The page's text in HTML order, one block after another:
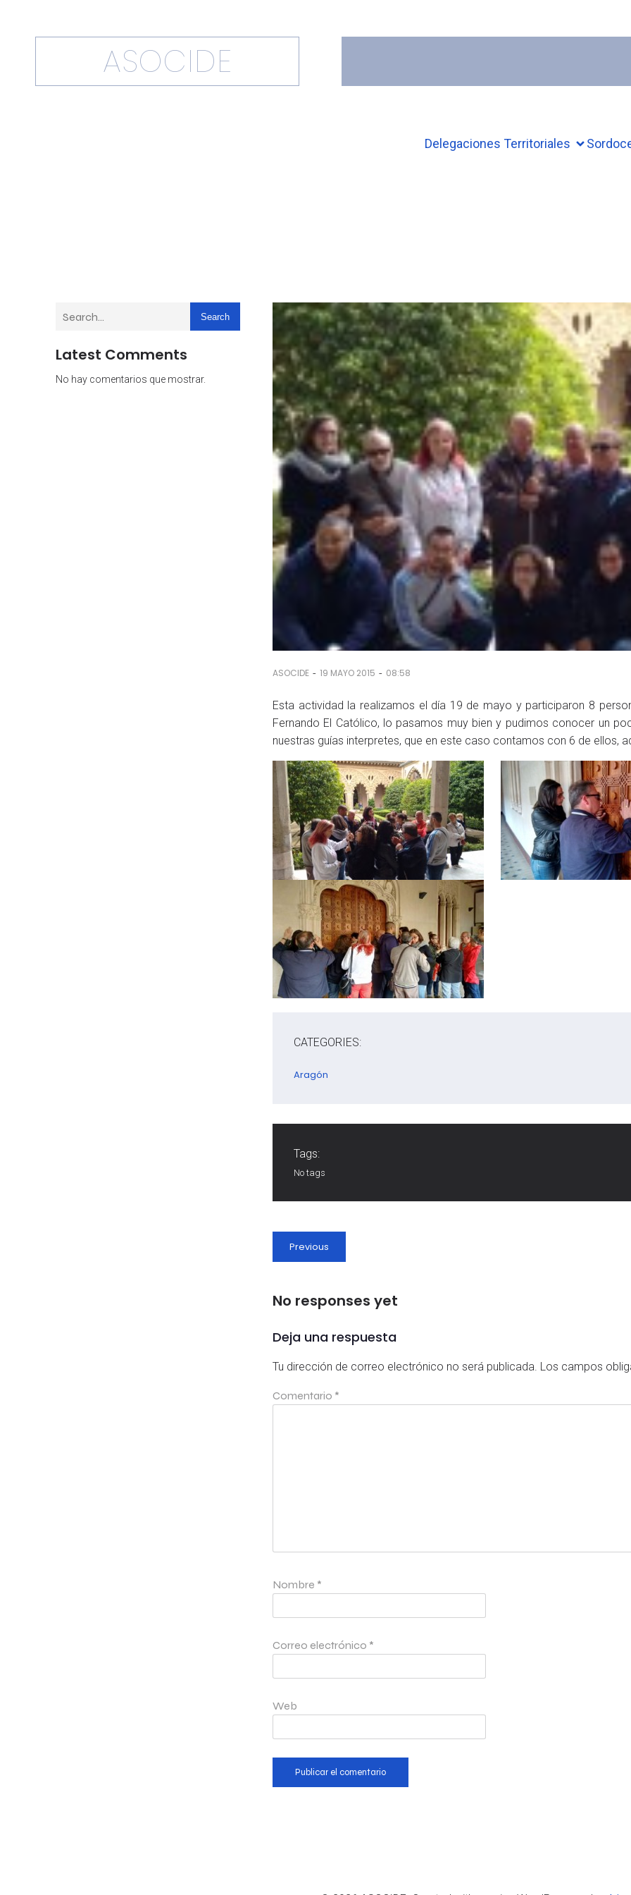
ASOCIDE
Delegaciones Territoriales
Search
Latest Comments
No hay comentarios que mostrar.
ASOCIDE - 19 MAYO 2015 - 08:58
Esta actividad la realizamos el día 19 de mayo y participaron 8
Fernando El Católico, lo pasamos muy bien y pudimos conocer un
nuestras guías interpretes, que en este caso contamos con 6 de ellos,
CATEGORIES:
Aragón
Tags:
No tags
Previous
No responses yet
Deja una respuesta
Tu dirección de correo electrónico no será publicada. Los campos
Comentario *
Nombre *
Correo electrónico *
Web